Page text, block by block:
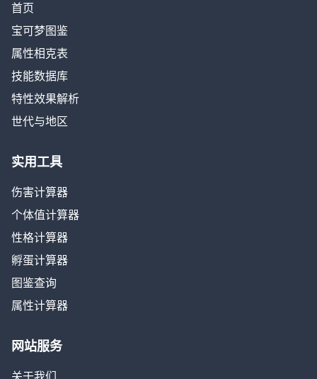
首页
宝可梦图鉴
属性相克表
技能数据库
特性效果解析
世代与地区
实用工具
伤害计算器
个体值计算器
性格计算器
孵蛋计算器
图鉴查询
属性计算器
网站服务
关于我们